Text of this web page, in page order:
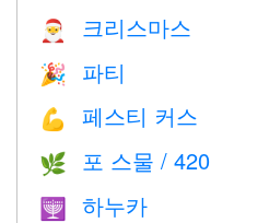
🎅 크리스마스
🎉 파티
💪 페스티 커스
🌿 포 스물 / 420
🕎 하누카